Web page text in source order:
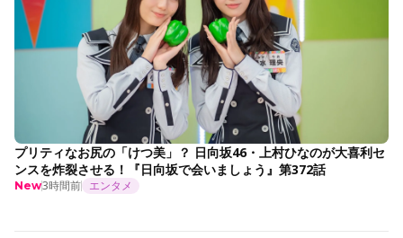
プリティなお尻の「けつ美」？ 日向坂46・上村ひなのが大喜利セ
ンスを炸裂させる！『日向坂で会いましょう』第372話
New3時間前 エンタメ